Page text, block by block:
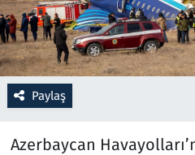
Paylaş
Azerbaycan
Resmi İlanlar
Rüya Tabirleri
Sağlık